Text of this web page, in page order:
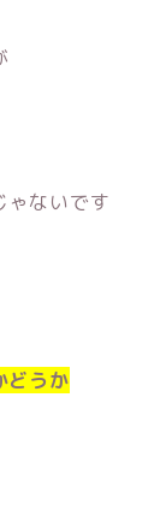
ゃないです
どうか